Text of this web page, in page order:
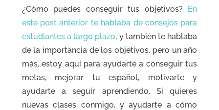
¿Cómo puedes conseguir tus objetivos? En
este post anterior te hablaba de consejos para
estudiantes a largo plazo, y también te hablaba
de la importancia de los objetivos, pero un año
más, estoy aquí para ayudarte a conseguir tus
metas, mejorar tu español, motivarte y
ayudarte a seguir aprendiendo. Si quieres
nuevas clases conmigo, y ayudarte a cómo